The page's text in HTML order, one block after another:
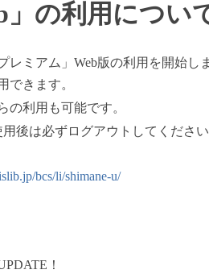
」の利用につい
ミアム」Web版の利用を開始し
できます。
利用も可能です。
後は必ずログアウトしてください
bcs/li/shimane-u/
！